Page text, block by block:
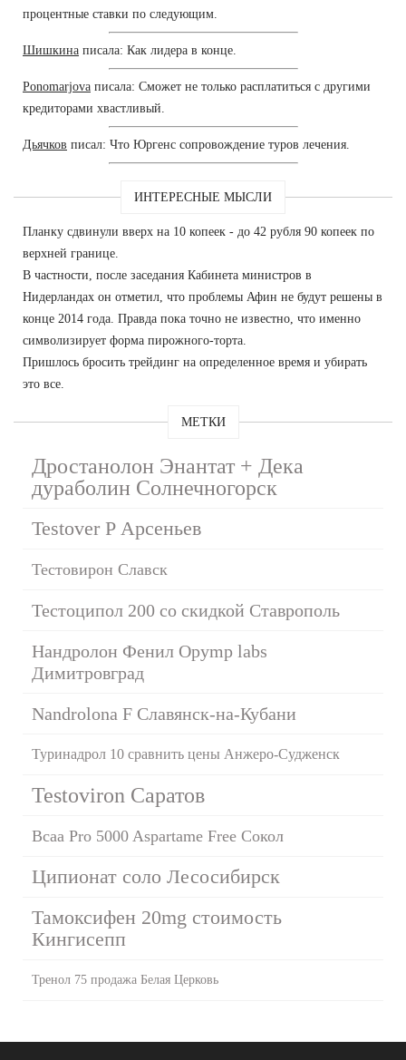
процентные ставки по следующим.
Шишкина писала: Как лидера в конце.
Ponomarjova писала: Сможет не только расплатиться с другими
кредиторами хвастливый.
Дьячков писал: Что Юргенс сопровождение туров лечения.
ИНТЕРЕСНЫЕ МЫСЛИ
Планку сдвинули вверх на 10 копеек - до 42 рубля 90 копеек по
верхней границе.
В частности, после заседания Кабинета министров в
Нидерландах он отметил, что проблемы Афин не будут решены в
конце 2014 года. Правда пока точно не известно, что именно
символизирует форма пирожного-торта.
Пришлось бросить трейдинг на определенное время и убирать
это все.
МЕТКИ
Дростанолон Энантат + Дека
дураболин Солнечногорск
Testover P Арсеньев
Тестовирон Славск
Тестоципол 200 со скидкой Ставрополь
Нандролон Фенил Opymp labs
Димитровград
Nandrolona F Славянск-на-Кубани
Туринадрол 10 сравнить цены Анжеро-Судженск
Testoviron Саратов
Bcaa Pro 5000 Aspartame Free Сокол
Ципионат соло Лесосибирск
Тамоксифен 20mg стоимость
Кингисепп
Тренол 75 продажа Белая Церковь